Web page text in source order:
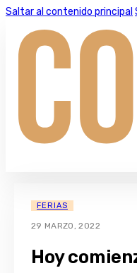
Saltar al contenido principal
FERIAS
29 MARZO, 2022
Hoy